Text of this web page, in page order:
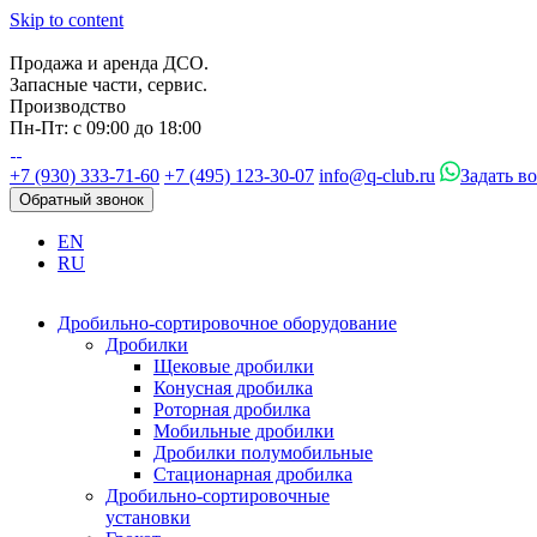
Skip to content
Продажа и аренда ДСО.
Запасные части, сервис.
Производство
Пн-Пт: с 09:00 до 18:00
+7 (930) 333-71-60 +7 (495) 123-30-07 info@q-club.ru Задать
Обратный звонок
EN
RU
Дробильно-сортировочное оборудование
Дробилки
Щековые дробилки
Конусная дробилка
Роторная дробилка
Мобильные дробилки
Дробилки полумобильные
Стационарная дробилка
Дробильно-сортировочные
установки